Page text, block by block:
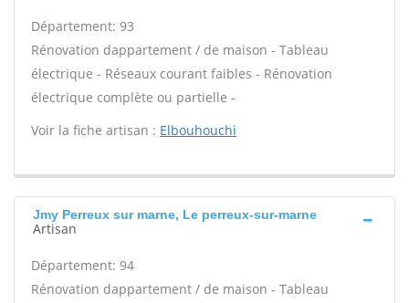
Département: 93
Rénovation dappartement / de maison - Tableau
électrique - Réseaux courant faibles - Rénovation
électrique complète ou partielle -
Voir la fiche artisan : Elbouhouchi
Jmy Perreux sur marne, Le perreux-sur-marne
Artisan
Département: 94
Rénovation dappartement / de maison - Tableau